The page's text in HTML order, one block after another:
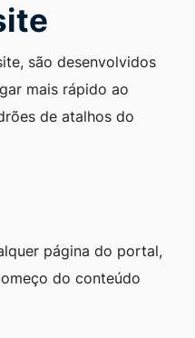
são desenvolvidos
mais rápido ao
de atalhos do
página do portal,
do conteúdo